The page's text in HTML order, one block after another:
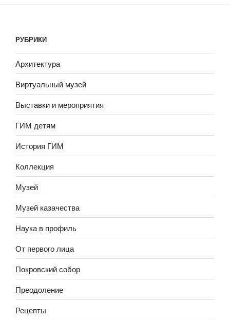
РУБРИКИ
Архитектура
Виртуальный музей
Выставки и мероприятия
ГИМ детям
История ГИМ
Коллекция
Музей
Музей казачества
Наука в профиль
От первого лица
Покровский собор
Преодоление
Рецепты